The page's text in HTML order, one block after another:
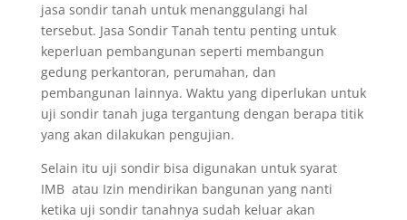
jasa sondir tanah untuk menanggulangi hal
tersebut. Jasa Sondir Tanah tentu penting untuk
keperluan pembangunan seperti membangun
gedung perkantoran, perumahan, dan
pembangunan lainnya. Waktu yang diperlukan untuk
uji sondir tanah juga tergantung dengan berapa titik
yang akan dilakukan pengujian.
Selain itu uji sondir bisa digunakan untuk syarat
IMB atau Izin mendirikan bangunan yang nanti
ketika uji sondir tanahnya sudah keluar akan